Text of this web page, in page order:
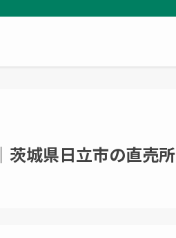
茨城県日立市の直売所